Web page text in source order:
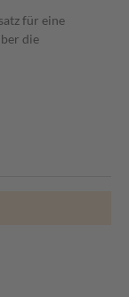
für eine
die